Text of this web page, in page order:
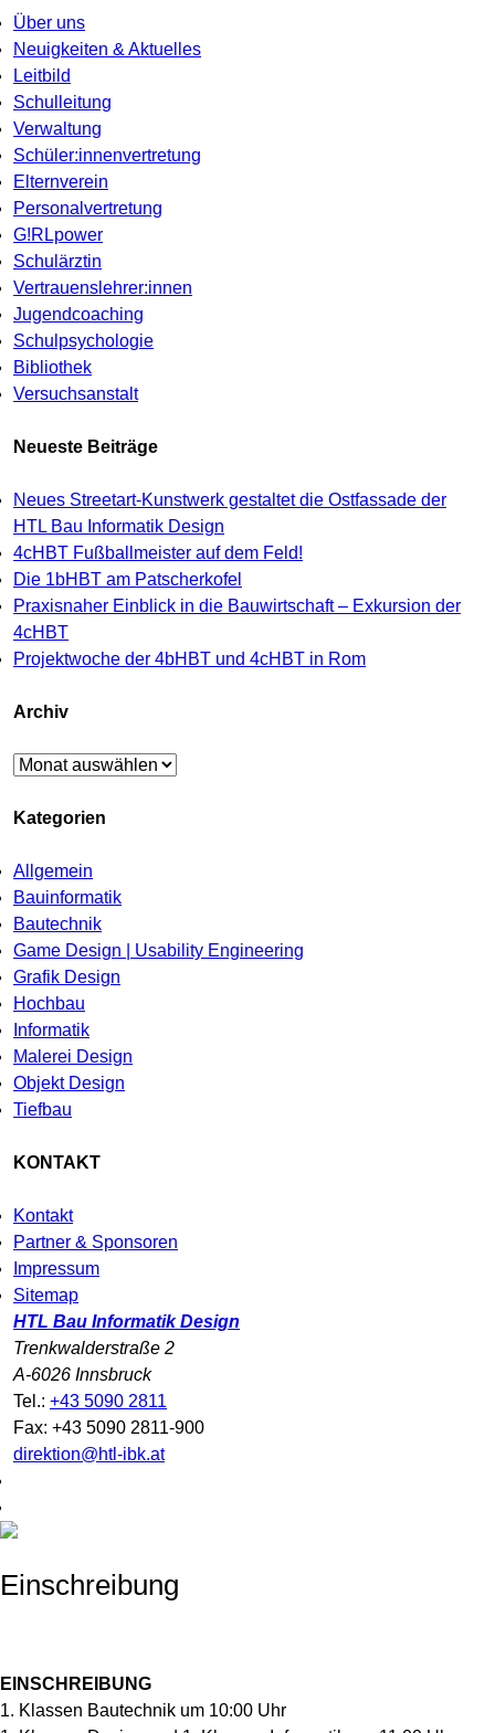
Über uns
Neuigkeiten & Aktuelles
Leitbild
Schulleitung
Verwaltung
Schüler:innenvertretung
Elternverein
Personalvertretung
G!RLpower
Schulärztin
Vertrauenslehrer:innen
Jugendcoaching
Schulpsychologie
Bibliothek
Versuchsanstalt
Neueste Beiträge
Neues Streetart-Kunstwerk gestaltet die Ostfassade der
HTL Bau Informatik Design
4cHBT Fußballmeister auf dem Feld!
Die 1bHBT am Patscherkofel
Praxisnaher Einblick in die Bauwirtschaft – Exkursion der
4cHBT
Projektwoche der 4bHBT und 4cHBT in Rom
Archiv
Archiv
Kategorien
Allgemein
Bauinformatik
Bautechnik
Game Design | Usability Engineering
Grafik Design
Hochbau
Informatik
Malerei Design
Objekt Design
Tiefbau
KONTAKT
Kontakt
Partner & Sponsoren
Impressum
Sitemap
HTL Bau Informatik Design
Trenkwalderstraße 2
A-6026 Innsbruck
Tel.: +43 5090 2811
Fax: +43 5090 2811-900
direktion@htl-ibk.at
Einschreibung
EINSCHREIBUNG
1. Klassen Bautechnik um 10:00 Uhr